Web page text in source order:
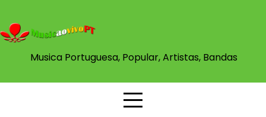
content
Musica Portuguesa, Popular, Artistas, Bandas